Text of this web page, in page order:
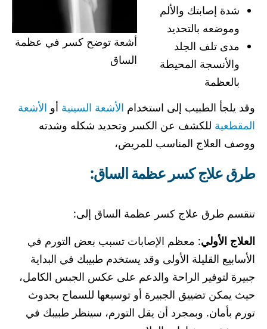
أشعة توضح كسر في عظمة
الساق
شدة إصابتك والألم
وموضعه بالتحديد
مدى تلف الجلد
والأنسجة المحيطة
بالعظمة
وقد يلجأ الطبيب إلى استخدام الأشعة السينية أو الأشعة
المقطعية للكشف عن الكسر وتحديد شكله وشدته
ووصف العلاج المناسب للمريض،
طرق علاج كسر عظمة الساق:
تنقسم طرق علاج كسر عظمة الساق إلى:
العلاج الأولي: معظم الإصابات تسبب بعض التورم في
الأسابيع القليلة الأولى وقد يستخدم طبيبك في البداية
جبيرة لتوفير الراحة والدعم على عكس الجبس الكامل،
حيث يمكن تضييق الجبيرة أو توسيعها للسماح بحدوث
تورم بأمان. وبمجرد أن يقل ​​التورم، سينظر طبيبك في